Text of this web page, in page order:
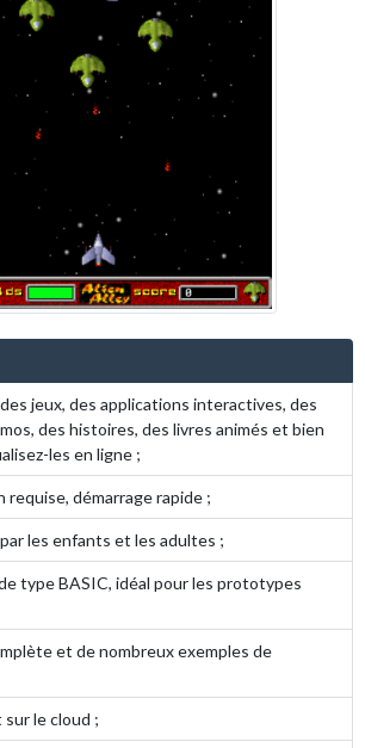
jeux, des applications interactives, des
des histoires, des livres animés et bien
les en ligne ;
démarrage rapide ;
les enfants et les adultes ;
type BASIC, idéal pour les prototypes
et de nombreux exemples de
le cloud ;